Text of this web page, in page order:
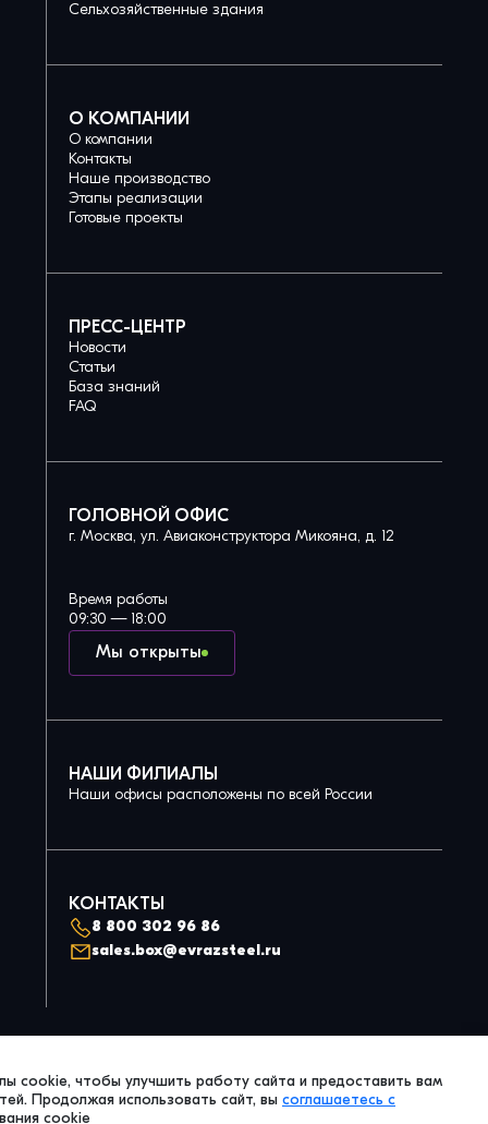
cookie, чтобы улучшить работу сайта и предоставить вам
Продолжая использовать сайт, вы соглашаетесь с
cookie
Сельхозяйственные здания
О КОМПАНИИ
О компании
Контакты
Наше производство
Этапы реализации
Готовые проекты
ПРЕСС-ЦЕНТР
Новости
Статьи
База знаний
FAQ
ГОЛОВНОЙ ОФИС
г. Москва, ул. Авиаконструктора Микояна, д. 12
Мы открыты
Время работы
09:30 — 18:00
НАШИ ФИЛИАЛЫ
Наши офисы расположены по всей России
КОНТАКТЫ
8 800 302 96 86
sales.box@evrazsteel.ru
© 2026 Evraz Steel Box. All Right Reserved.